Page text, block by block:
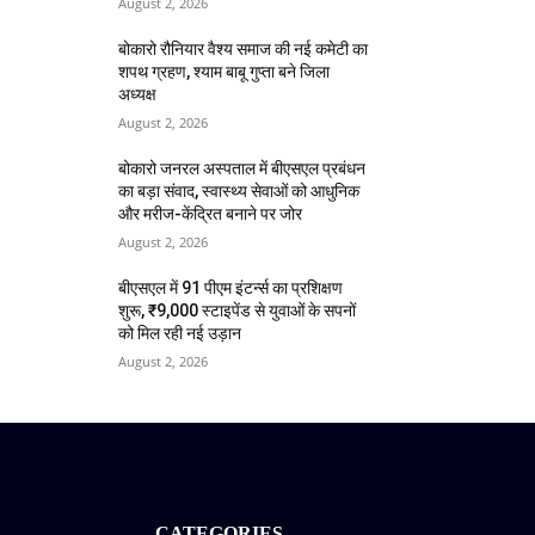
बोकारो रौनियार वैश्य समाज की नई कमेटी का
शपथ ग्रहण, श्याम बाबू गुप्ता बने जिला
अध्यक्ष
August 2, 2026
बोकारो जनरल अस्पताल में बीएसएल प्रबंधन
का बड़ा संवाद, स्वास्थ्य सेवाओं को आधुनिक
और मरीज-केंद्रित बनाने पर जोर
August 2, 2026
बीएसएल में 91 पीएम इंटर्न्स का प्रशिक्षण
शुरू, ₹9,000 स्टाइपेंड से युवाओं के सपनों
को मिल रही नई उड़ान
August 2, 2026